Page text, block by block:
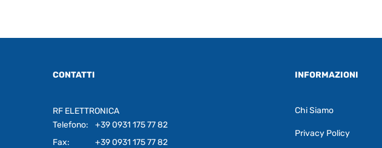
CONTATTI
RF ELETTRONICA
Telefono:
+39 0931 175 77 82
Fax:
+39 0931 175 77 82
INFORMAZIONI
Chi Siamo
Privacy Policy